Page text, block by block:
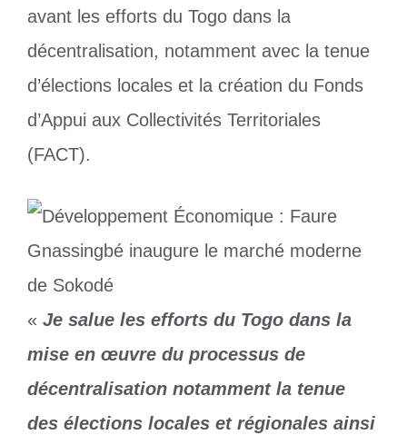
avant les efforts du Togo dans la
décentralisation, notamment avec la tenue
d’élections locales et la création du Fonds
d’Appui aux Collectivités Territoriales
(FACT).
« Je salue les efforts du Togo dans la
mise en œuvre du processus de
décentralisation notamment la tenue
des élections locales et régionales ainsi